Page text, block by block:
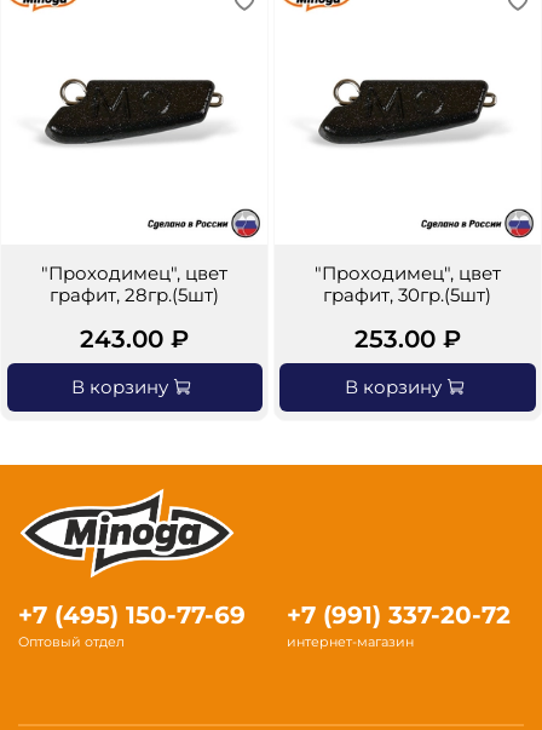
"Проходимец", цвет
графит, 28гр.(5шт)
243.00 ₽
В корзину
"Проходимец", цвет
графит, 30гр.(5шт)
253.00 ₽
В корзину
+7 (495) 150-77-69
Оптовый отдел
+7 (991) 337-20-72
интернет-магазин